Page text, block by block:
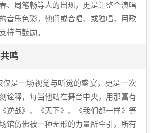
、周笔畅等人的出现，更是让整个演唱
音乐色彩，他们或合唱、或独唱，用歌
持与鼓励。
鸣
仅是一场视觉与听觉的盛宴，更是一次
诠释，每当他站在舞台中央，用那富有
逆战》、《天下》、《我们都一样》等
馆仿佛被一种无形的力量所牵引，所有